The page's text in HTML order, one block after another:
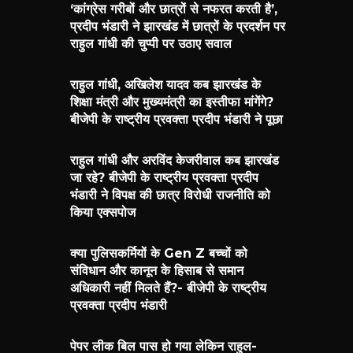
‘कांग्रेस गरीबों और छात्रों से नफरत करती है’,
प्रदीप भंडारी ने झारखंड में छात्रों के प्रदर्शन पर
राहुल गांधी की चुप्पी पर उठाए सवाल
राहुल गांधी, अखिलेश यादव कब झारखंड के
शिक्षा मंत्री और मुख्यमंत्री का इस्तीफा मांगेंगे?
बीजेपी के राष्ट्रीय प्रवक्ता प्रदीप भंडारी ने पूछा
राहुल गांधी और अरविंद केजरीवाल कब झारखंड
जा रहे? बीजेपी के राष्ट्रीय प्रवक्ता प्रदीप
भंडारी ने विपक्ष की छात्र विरोधी राजनीति को
किया एक्सपोज
क्या पुलिसकर्मियों के Gen Z बच्चों को
संविधान और कानून के हिसाब से समान
अधिकारी नहीं मिलते हैं?- बीजेपी के राष्ट्रीय
प्रवक्ता प्रदीप भंडारी
पेपर लीक बिल पास हो गया लेकिन राहुल-